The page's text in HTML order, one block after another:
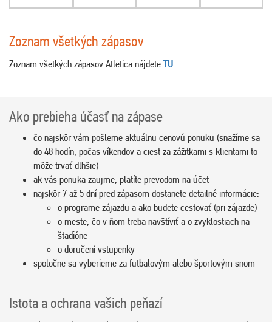
Zoznam všetkých zápasov
Zoznam všetkých zápasov Atletica nájdete TU.
Ako prebieha účasť na zápase
čo najskôr vám pošleme aktuálnu cenovú ponuku (snažíme sa
do 48 hodín, počas víkendov a ciest za zážitkami s klientami to
môže trvať dlhšie)
ak vás ponuka zaujme, platíte prevodom na účet
najskôr 7 až 5 dní pred zápasom dostanete detailné informácie:
o programe zájazdu a ako budete cestovať (pri zájazde)
o meste, čo v ňom treba navštíviť a o zvyklostiach na
štadióne
o doručení vstupenky
spoločne sa vyberieme za futbalovým alebo športovým snom
Istota a ochrana vašich peňazí